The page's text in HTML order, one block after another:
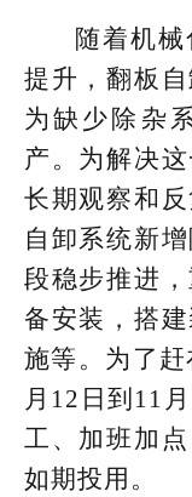
随着机
提升，翻板
为缺少除杂
产。为解决
长期观察和
自卸系统新
段稳步推进
备安装，搭
施等。为了
月12日到11
工、加班加
如期投用。